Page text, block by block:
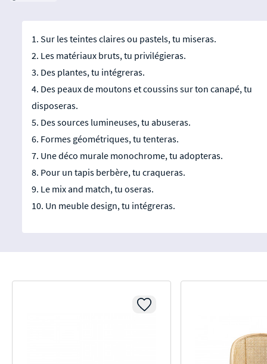
1. Sur les teintes claires ou pastels, tu miseras.
2. Les matériaux bruts, tu privilégieras.
3. Des plantes, tu intégreras.
4. Des peaux de moutons et coussins sur ton canapé, tu
disposeras.
5. Des sources lumineuses, tu abuseras.
6. Formes géométriques, tu tenteras.
7. Une déco murale monochrome, tu adopteras.
8. Pour un tapis berbère, tu craqueras.
9. Le mix and match, tu oseras.
10. Un meuble design, tu intégreras.